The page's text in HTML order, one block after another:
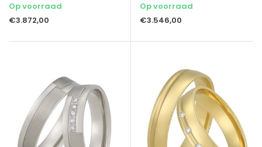
Op voorraad
€3.872,00
Op voorraad
€3.546,00